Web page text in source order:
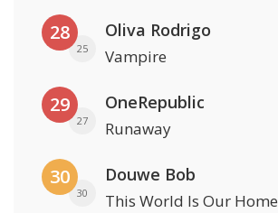
28
25
Oliva Rodrigo
Vampire
29
27
OneRepublic
Runaway
30
30
Douwe Bob
This World Is Our Home